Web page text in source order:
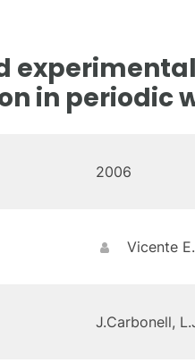
in periodic
2006
Vicente
J.Carbonell,